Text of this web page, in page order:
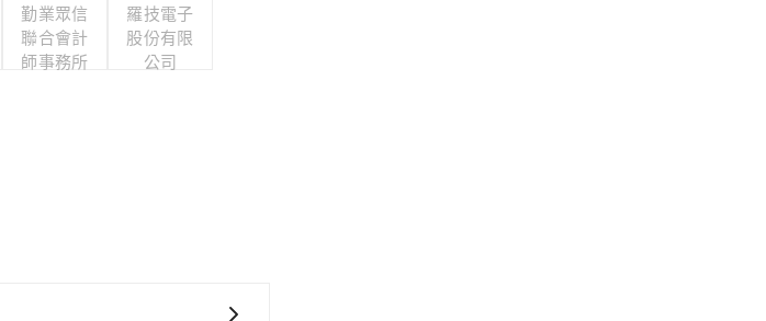
勤業眾信
聯合會計
師事務所
羅技電子
股份有限
公司